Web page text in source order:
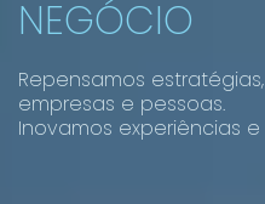
NEGÓCIO
Repensamos
empresas e pessoas.
Inovamos experiências